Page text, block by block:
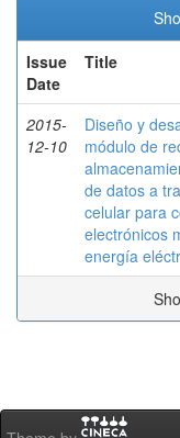
Issue
Date
Title
2015-
12-10
Diseño y
módulo de
de datos a
celular para
electrónicos
energía